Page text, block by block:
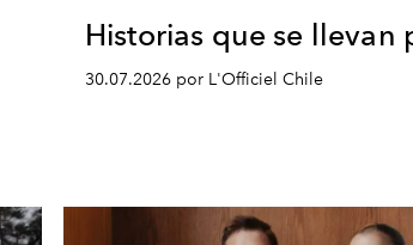
Historias que se llevan
30.07.2026 por L'Officiel Chile